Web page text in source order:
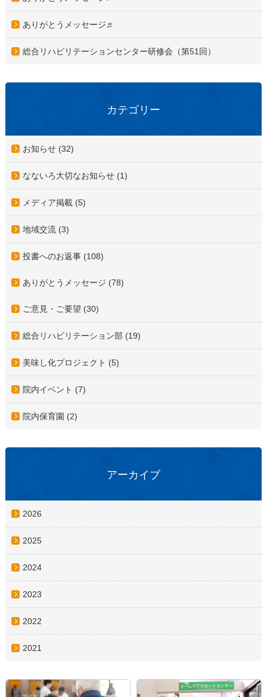
ありがとうメッセージ♬
総合リハビリテーションセンター研修会（第51回）
カテゴリー
お知らせ (32)
なないろ大切なお知らせ (1)
メディア掲載 (5)
地域交流 (3)
投書へのお返事 (108)
ありがとうメッセージ (78)
ご意見・ご要望 (30)
総合リハビリテーション部 (19)
美味し化プロジェクト (5)
院内イベント (7)
院内保育園 (2)
アーカイブ
2026
2025
2024
2023
2022
2021